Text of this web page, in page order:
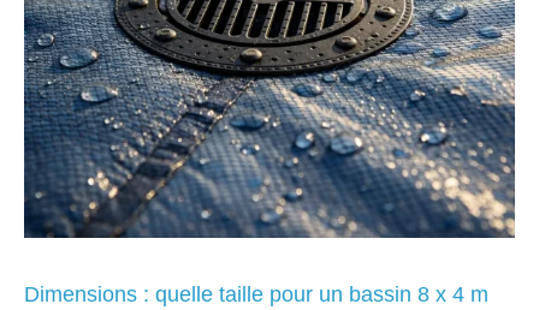
Dimensions : quelle taille pour un bassin 8 x 4 m